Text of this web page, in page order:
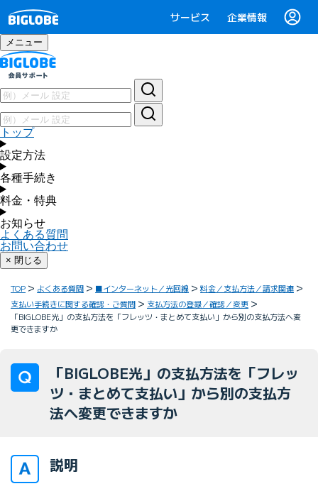
サービス 企業情報
メニュー
トップ
設定方法
各種手続き
料金・特典
お知らせ
よくある質問
お問い合わせ
× 閉じる
TOP よくある質問 ■インターネット／光回線
料金／支払方法／請求関連
支払い手続きに関する確認・ご質問
支払方法の登録／確認／変更
「BIGLOBE光」の支払方法を「フレッツ・まとめて支払い」から別の支払方法へ変
更できますか
「BIGLOBE光」の支払方法を「フレッ
ツ・まとめて支払い」から別の支払方
法へ変更できますか
説明